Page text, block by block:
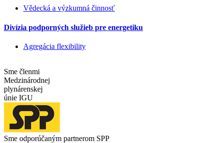
Vědecká a výzkumná činnosť
Divízia podporných služieb pre energetiku
Agregácia flexibility
Sme členmi
Medzinárodnej
plynárenskej
únie IGU
Sme odporúčaným partnerom SPP